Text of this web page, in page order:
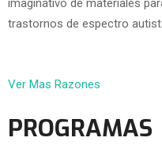
imaginativo de materiales
trastornos de espectro
Ver Mas Razones
PROGRAMAS